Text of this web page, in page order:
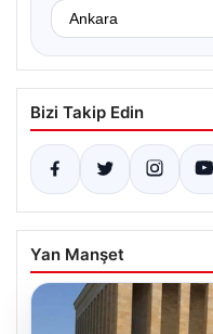
Bizi Takip Edin
Yan Manşet